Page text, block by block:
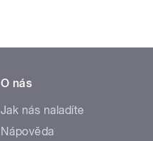
O nás
Jak nás naladíte
Nápověda